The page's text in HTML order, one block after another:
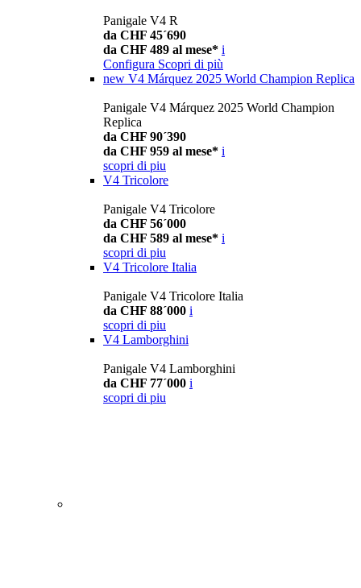
Panigale V4 R
da CHF 45´690
da CHF 489 al mese* i
Configura Scopri di più
new V4 Márquez 2025 World Champion Replica
Panigale V4 Márquez 2025 World Champion
Replica
da CHF 90´390
da CHF 959 al mese* i
scopri di piu
V4 Tricolore
Panigale V4 Tricolore
da CHF 56´000
da CHF 589 al mese* i
scopri di piu
V4 Tricolore Italia
Panigale V4 Tricolore Italia
da CHF 88´000 i
scopri di piu
V4 Lamborghini
Panigale V4 Lamborghini
da CHF 77´000 i
scopri di piu